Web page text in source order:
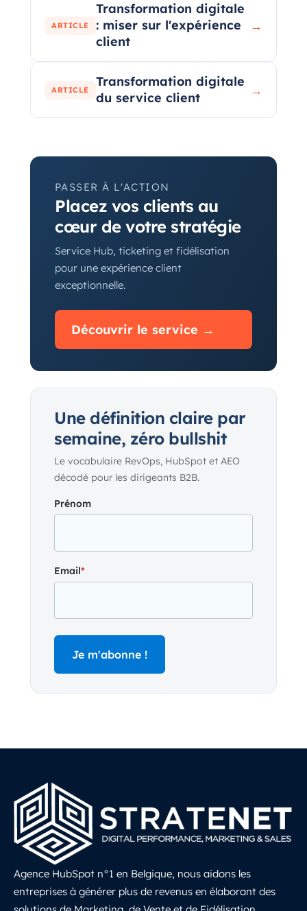
ARTICLE
Transformation digitale
: miser sur l'expérience
client
→
ARTICLE
Transformation digitale
du service client
→
PASSER À L'ACTION
Placez vos clients au
cœur de votre stratégie
Service Hub, ticketing et fidélisation
pour une expérience client
exceptionnelle.
Découvrir le service →
Une définition claire par
semaine, zéro bullshit
Le vocabulaire RevOps, HubSpot et AEO
décodé pour les dirigeants B2B.
Prénom
Email*
Agence HubSpot n°1 en Belgique, nous aidons les
entreprises à générer plus de revenus en élaborant des